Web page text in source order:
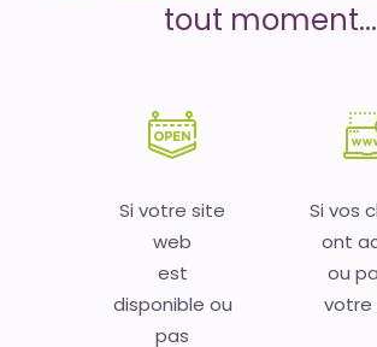
tout moment...
Si votre site
web
est
disponible ou
pas
Si vos
ont
ou
votre